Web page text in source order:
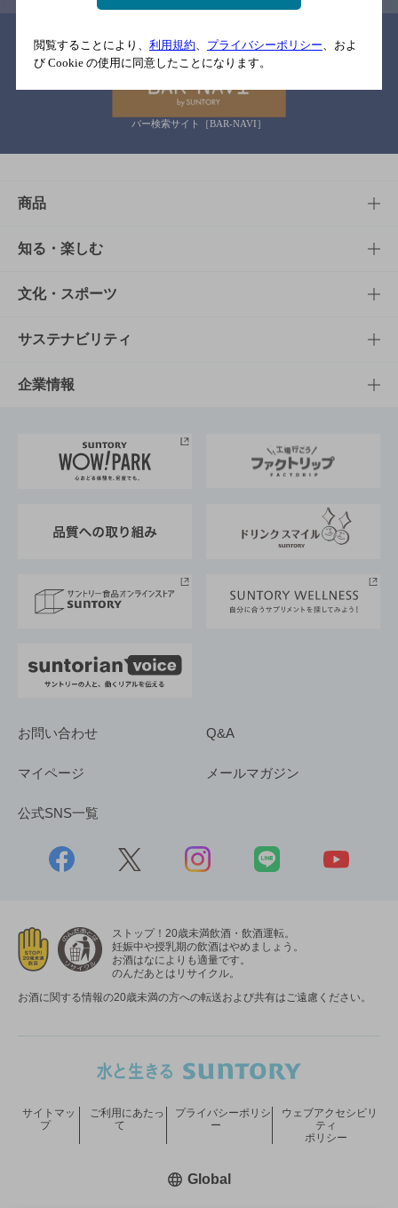
関連リンク
バー検索サイト［BAR-NAVI］
商品
商品TOP
商品一覧
商品発売情報
栄養成分一覧
知る・楽しむ
知る・楽しむTOP
キャンペーン
工場見学
地域情報
文化・スポーツ
文化・スポーツTOP
サントリーホール
サントリーサンバーズ大阪
サステナビリティ
サステナビリティTOP
サントリーが考えるサステナビリティ経営
企業情報
企業概要
採用情報
お問い合わせ Q&A
マイページ メールマガジン
公式SNS一覧
ストップ！20歳未満飲酒・飲酒運転。
妊娠中や授乳期の飲酒はやめましょう。
お酒はなによりも適量です。
のんだあとはリサイクル。
お酒に関する情報の20歳未満の方への転送および共有はご遠慮ください。
サイトマッ
プ
ご利用にあたっ
て
プライバシーポリシ
ー
ウェブアクセシビリ
ティ
ポリシー
Global新しいウィンドウで開く
閲覧することにより、 利用規約、 プライバシーポリシー、およ
び Cookie の使用に同意したことになります。